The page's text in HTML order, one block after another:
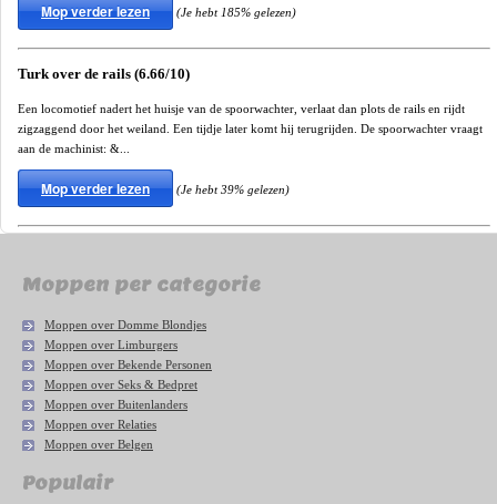
Mop verder lezen (Je hebt 185% gelezen)
Turk over de rails (6.66/10)
Een locomotief nadert het huisje van de spoorwachter, verlaat dan plots de rails en rijdt
zigzaggend door het weiland. Een tijdje later komt hij terugrijden. De spoorwachter vraagt
aan de machinist: &...
Mop verder lezen (Je hebt 39% gelezen)
Moppen per categorie
Moppen over Domme Blondjes
Moppen over Limburgers
Moppen over Bekende Personen
Moppen over Seks & Bedpret
Moppen over Buitenlanders
Moppen over Relaties
Moppen over Belgen
Populair